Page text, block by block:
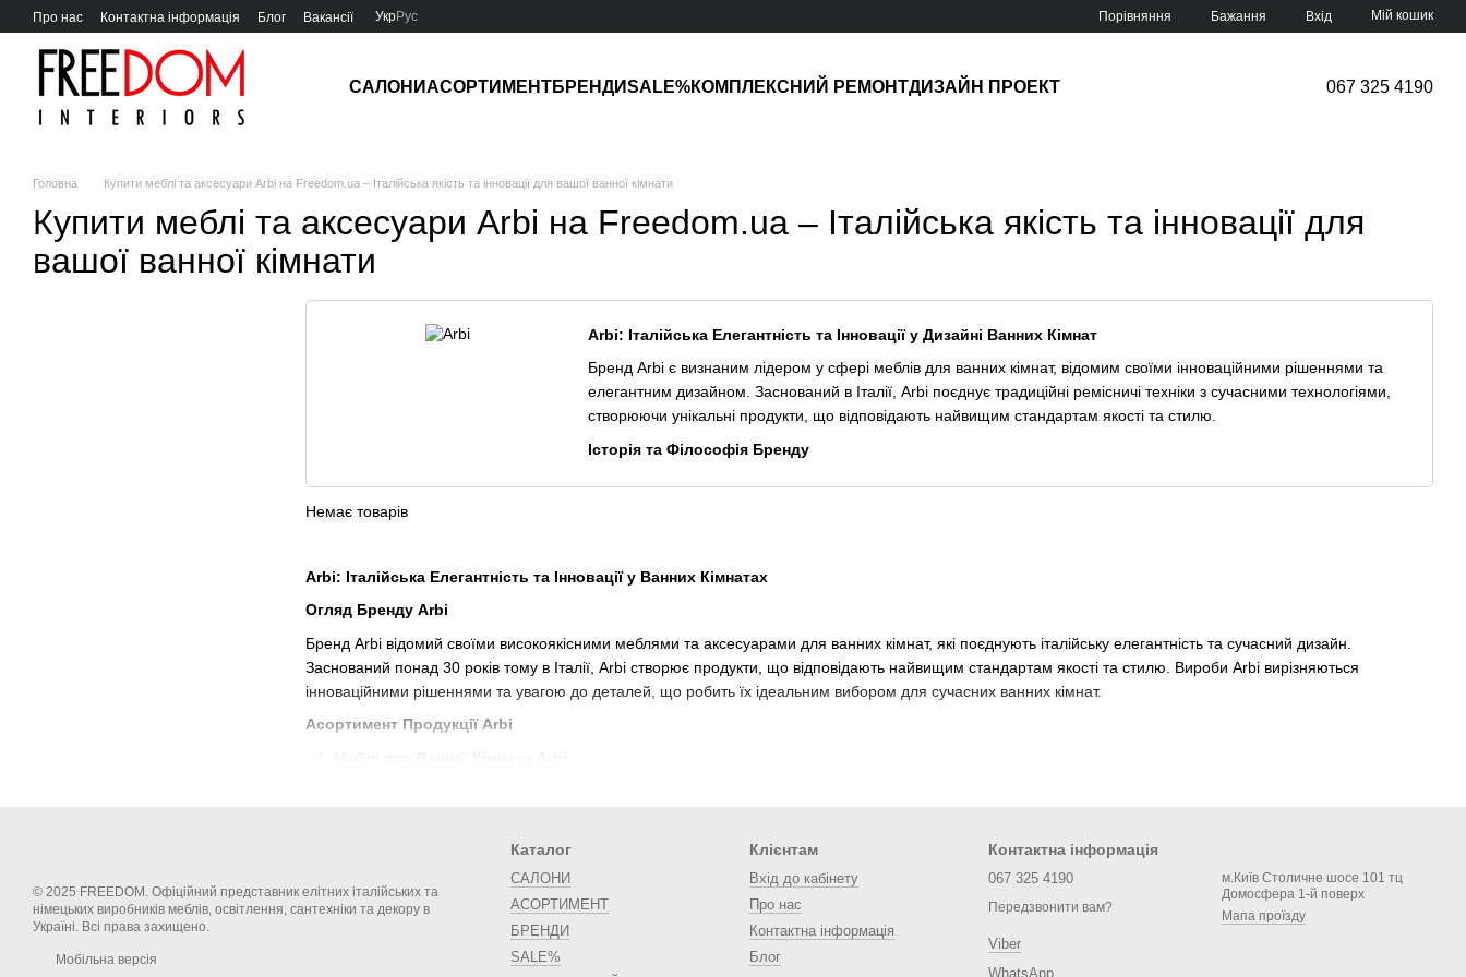
Перейти до основного контенту
Про нас Контактна інформація Блог Вакансії УкрРус Порівняння Бажання Вхід Мій кошик
САЛОНИАСОРТИМЕНТБРЕНДИSALE%КОМПЛЕКСНИЙ РЕМОНТДИЗАЙН ПРОЕКТ 067 325 4190
Головна Купити меблі та аксесуари Arbi на Freedom.ua – Італійська якість та інновації для вашої ванної кімнати
Купити меблі та аксесуари Arbi на Freedom.ua – Італійська якість та інновації для
вашої ванної кімнати
Arbi: Італійська Елегантність та Інновації у Ванних Кімнатах
Огляд Бренду Arbi
Бренд Arbi відомий своїми високоякісними меблями та аксесуарами для ванних кімнат, які поєднують італійську елегантність та сучасний дизайн.
Заснований понад 30 років тому в Італії, Arbi створює продукти, що відповідають найвищим стандартам якості та стилю. Вироби Arbi вирізняються
інноваційними рішеннями та увагою до деталей, що робить їх ідеальним вибором для сучасних ванних кімнат.
Асортимент Продукції Arbi
Дзеркала з підсвіткою
Сантехніка Arbi
Високоякісні раковини
Arbi: Італійська Елегантність та Інновації у Дизайні Ванних Кімнат
Бренд Arbi є визнаним лідером у сфері меблів для ванних кімнат, відомим своїми інноваційними рішеннями та
елегантним дизайном. Заснований в Італії, Arbi поєднує традиційні ремісничі техніки з сучасними технологіями,
створюючи унікальні продукти, що відповідають найвищим стандартам якості та стилю.
Історія та Філософія Бренду
Тумби під раковину
Дзеркала з підсвіткою
Полички та тримачі
Гачки та вішалки
Мильниці та дозатори для мила
Немає товарів
© 2025 FREEDOM. Офіційний представник елітних італійських та
німецьких виробників меблів, освітлення, сантехніки та декору в
Україні. Всі права захищено.
Мобільна версія
Каталог
САЛОНИ
АСОРТИМЕНТ
БРЕНДИ
SALE%
Клієнтам
Вхід до кабінету
Про нас
Контактна інформація
Блог
Контактна інформація
067 325 4190
Передзвонити вам?
Viber
WhatsApp
м.Київ Столичне шосе 101 тц
Домосфера 1-й поверх
Мапа проїзду